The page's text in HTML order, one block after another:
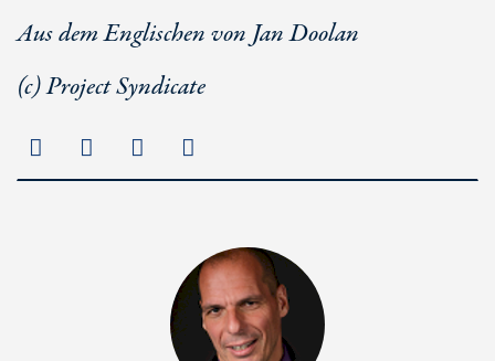
Aus dem Englischen von Jan Doolan
(c) Project Syndicate